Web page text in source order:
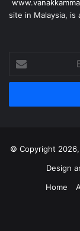
site in Malaysia, is
your
Email
© Copyright
Design
Home